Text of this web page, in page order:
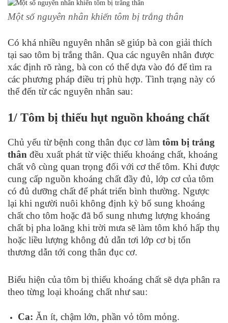
Một số nguyên nhân khiến tôm bị trắng thân
Có khá nhiều nguyên nhân sẽ giúp bà con giải thích
tại sao tôm bị trắng thân. Qua các nguyên nhân được
xác định rõ ràng, bà con có thể dựa vào đó để tìm ra
các phương pháp điều trị phù hợp. Tình trạng này có
thể đến từ các nguyên nhân sau:
1/ Tôm bị thiếu hụt nguồn khoáng chất
Chủ yếu từ bệnh cong thân đục cơ làm tôm bị trắng
thân đều xuất phát từ việc thiếu khoáng chất, khoáng
chất vô cùng quan trọng đối với cơ thể tôm. Khi được
cung cấp nguồn khoáng chất đầy đủ, lớp cơ của tôm
có đủ dưỡng chất để phát triển bình thường. Ngược
lại khi người nuôi không định kỳ bổ sung khoáng
chất cho tôm hoặc đã bổ sung nhưng lượng khoáng
chất bị pha loãng khi trời mưa sẽ làm tôm khó hấp thụ
hoặc liều lượng không đủ dẫn tơi lớp cơ bị tổn
thương dẫn tới cong thân đục cơ.
Biểu hiện của tôm bị thiếu khoáng chất sẽ dựa phân ra
theo từng loại khoáng chất như sau:
Ca: Ăn ít, chậm lớn, phần vỏ tôm mỏng.